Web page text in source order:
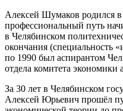
Алексей Шумаков родился
профессиональный путь
в Челябинском
окончания (специальность
по 1990 был аспирантом
отдела комитета
За 30 лет в Челябинском
Алексей Юрьевич прошёл